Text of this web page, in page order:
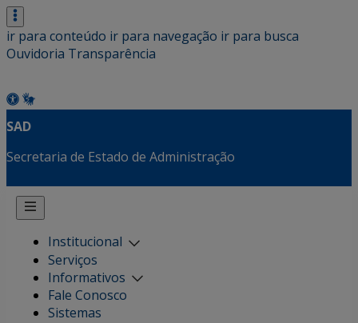
ir para conteúdo ir para navegação ir para busca
Ouvidoria Transparência
SAD
Secretaria de Estado de Administração
Institucional
Serviços
Informativos
Fale Conosco
Sistemas